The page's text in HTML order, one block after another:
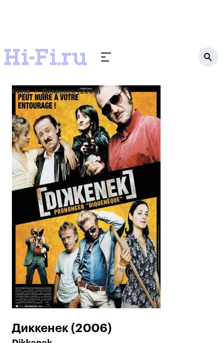
Кино Диккенек (2006)
Диккенек (2006)